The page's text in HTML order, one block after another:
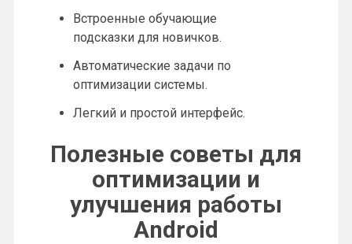
Встроенные обучающие
подсказки для новичков.
Автоматические задачи по
оптимизации системы.
Легкий и простой интерфейс.
Полезные советы для
оптимизации и
улучшения работы
Android